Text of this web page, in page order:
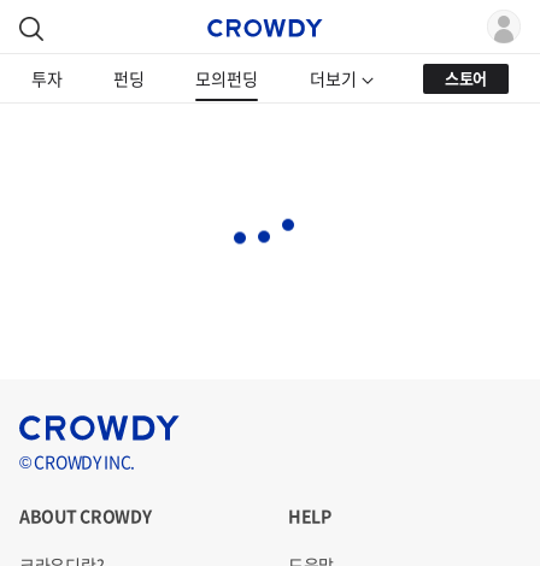
투자 펀딩 모의펀딩 더보기 스토어
© CROWDY INC.
ABOUT CROWDY HELP